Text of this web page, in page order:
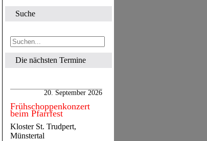
Suche
Die nächsten Termine
20. September 2026
Frühschoppenkonzert
beim Pfarrfest
Kloster St. Trudpert,
Münstertal